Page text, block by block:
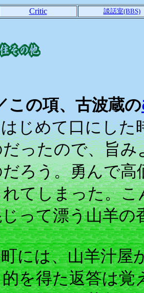
Critic 談話室(BBS)
この項、古波蔵の
めて口にした
ったので、旨
ろう。勇んで
てしまった。
って漂う山羊の
は、山羊汁屋
を得た返答は